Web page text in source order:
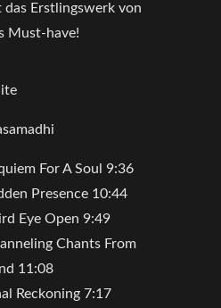
Erstlingswerk von
Must-have!
For A Soul 9:36
Presence 10:44
Eye Open 9:49
Chants From
11:08
Reckoning 7:17